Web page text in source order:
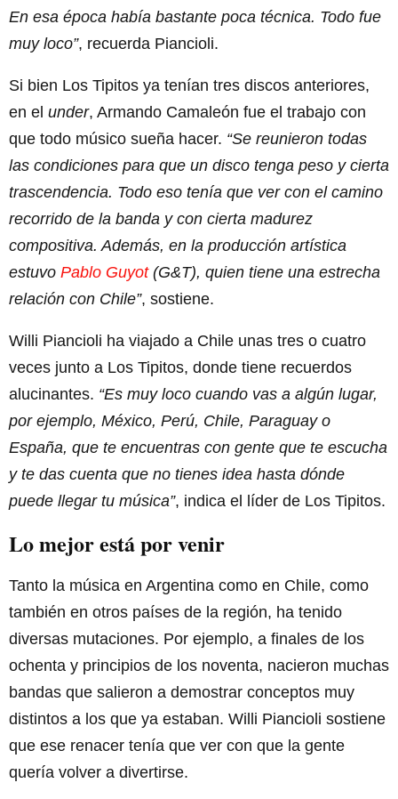
En esa época había bastante poca técnica. Todo fue
muy loco”, recuerda Piancioli.
Si bien Los Tipitos ya tenían tres discos anteriores,
en el under, Armando Camaleón fue el trabajo con
que todo músico sueña hacer. “Se reunieron todas
las condiciones para que un disco tenga peso y cierta
trascendencia. Todo eso tenía que ver con el camino
recorrido de la banda y con cierta madurez
compositiva. Además, en la producción artística
estuvo Pablo Guyot(G&T), quien tiene una estrecha
relación con Chile”, sostiene.
Willi Piancioli ha viajado a Chile unas tres o cuatro
veces junto a Los Tipitos, donde tiene recuerdos
alucinantes. “Es muy loco cuando vas a algún lugar,
por ejemplo, México, Perú, Chile, Paraguay o
España, que te encuentras con gente que te escucha
y te das cuenta que no tienes idea hasta dónde
puede llegar tu música”, indica el líder de Los Tipitos.
Lo mejor está por venir
Tanto la música en Argentina como en Chile, como
también en otros países de la región, ha tenido
diversas mutaciones. Por ejemplo, a finales de los
ochenta y principios de los noventa, nacieron muchas
bandas que salieron a demostrar conceptos muy
distintos a los que ya estaban. Willi Piancioli sostiene
que ese renacer tenía que ver con que la gente
quería volver a divertirse.